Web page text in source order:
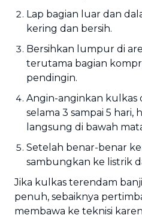
Lap bagian luar dan
kering dan bersih.
Bersihkan lumpur di
terutama bagian
pendingin.
Angin-anginkan kulkas
selama 3 sampai 5
langsung di bawah
Setelah benar-benar
sambungkan ke listrik
Jika kulkas terendam
penuh, sebaiknya
membawa ke teknisi